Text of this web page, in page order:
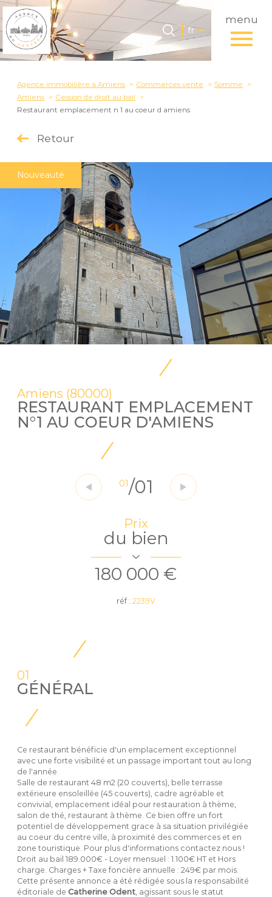
menu
Langue
fr
Accueil
Langue
fr
Agence immobilière à Amiens Commerces vente
Somme
Amiens
Cession de droit au bail
Restaurant emplacement n 1 au coeur d amiens
Retour
Nouveauté
Amiens (80000)
RESTAURANT EMPLACEMENT
N°1 AU COEUR D'AMIENS
01/01
Prix
du bien
180 000 €
réf : 2239V
01
GÉNÉRAL
Ce restaurant bénéficie d'un emplacement exceptionnel
avec une forte visibilité et un passage important tout au long
de l'année.
Salle de restaurant 48 m2 (20 couverts), belle terrasse
extérieure ensoleillée (45 couverts), cadre agréable et
convivial, emplacement idéal pour restauration à thème,
salon de thé, restaurant à thème. Ce bien offre un fort
potentiel de développement grace à sa situation privilégiée
au coeur du centre ville, à proximité des commerces et en
zone touristique. Pour plus d'informations contactez nous !
Droit au bail 189.000€ - Loyer mensuel : 1.100€ HT et Hors
charge. Charges + Taxe foncière annuelle : 249€ par mois.
Cette présente annonce a été rédigée sous la responsabilité
éditoriale de Catherine Odent , agissant sous le statut